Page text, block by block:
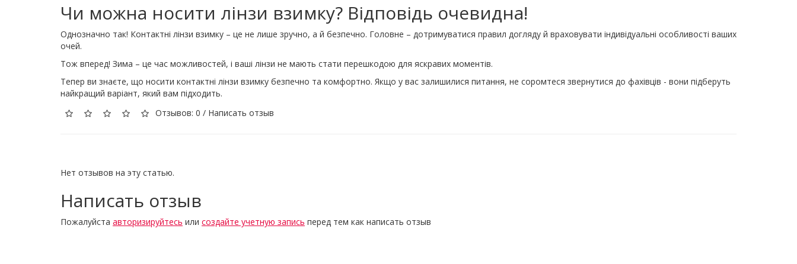
Чи можна носити лінзи взимку? Відповідь очевидна!
Однозначно так! Контактні лінзи взимку – це не лише зручно, а й безпечно. Головне – дотримуватися правил догляду й враховувати індивідуальні особливості ваших
очей.
Тож вперед! Зима – це час можливостей, і ваші лінзи не мають стати перешкодою для яскравих моментів.
Тепер ви знаєте, що носити контактні лінзи взимку безпечно та комфортно. Якщо у вас залишилися питання, не соромтеся звернутися до фахівців - вони підберуть
найкращий варіант, який вам підходить.
Отзывов: 0 / Написать отзыв
Нет отзывов на эту статью.
Написать отзыв
Пожалуйста авторизируйтесь или создайте учетную запись перед тем как написать отзыв